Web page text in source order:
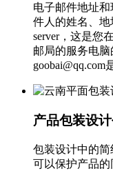
电子邮件地址
件人的姓名、地
server，这是您
邮局的服务电脑
产品包装设
包装设计中的
可以保护产品